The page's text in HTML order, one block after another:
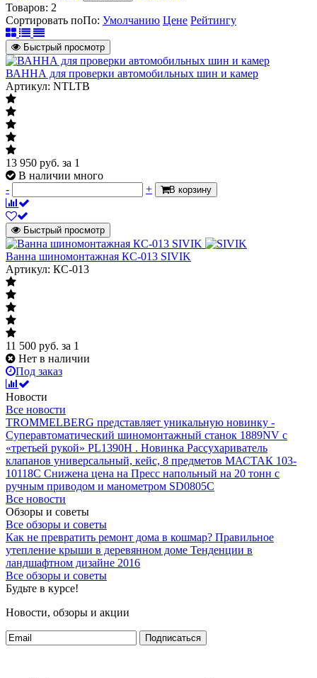
Товаров: 2
Сортировать поПо: Умолчанию Цене Рейтингу
Быстрый просмотр
ВАННА для проверки автомобильных шин и камер
Артикул: NTLTB
13 950 руб. за 1
В наличии много
-
+ В корзину
Быстрый просмотр
Ванна шиномонтажная КС-013 SIVIK
Артикул: КС-013
11 500 руб. за 1
Нет в наличии
Под заказ
Новости
Все новости
TROMMELBERG представляет уникальную новинку -
Суперавтоматический шиномонтажный станок 1889NV с
«третьей рукой» PL1390H . Новинка Рассухариватель
клапанов универсальный, кейс, 8 предметов МАСТАК 103-
10118C Снижена цена на Пресс напольный на 20 тонн с
ручным приводом и манометром SD0805C
Все новости
Обзоры и советы
Все обзоры и советы
Как не превратить ремонт дома в кошмар? Правильное
утепление крыши в деревянном доме Тенденции в
ландшафтном дизайне 2016
Все обзоры и советы
Будьте в курсе!
Новости, обзоры и акции
Подписаться